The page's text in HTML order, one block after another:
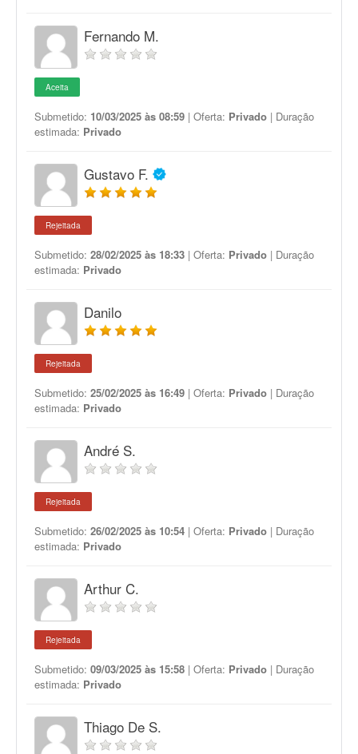
Fernando M.
Aceita
Submetido: 10/03/2025 às 08:59 | Oferta: Privado | Duração
estimada: Privado
Gustavo F.
Rejeitada
Submetido: 28/02/2025 às 18:33 | Oferta: Privado | Duração
estimada: Privado
Danilo
Rejeitada
Submetido: 25/02/2025 às 16:49 | Oferta: Privado | Duração
estimada: Privado
André S.
Rejeitada
Submetido: 26/02/2025 às 10:54 | Oferta: Privado | Duração
estimada: Privado
Arthur C.
Rejeitada
Submetido: 09/03/2025 às 15:58 | Oferta: Privado | Duração
estimada: Privado
Thiago De S.